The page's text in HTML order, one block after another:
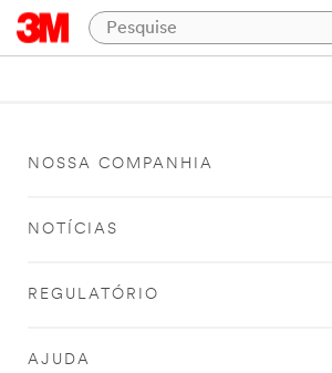
NOSSA COMPANHIA
NOTÍCIAS
REGULATÓRIO
AJUDA